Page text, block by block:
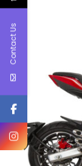
Contact Us